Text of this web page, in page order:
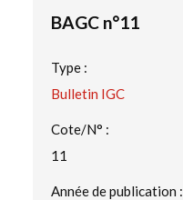
BAGC n°11
Type :
Bulletin IGC
Cote/N° :
11
Année de publication :